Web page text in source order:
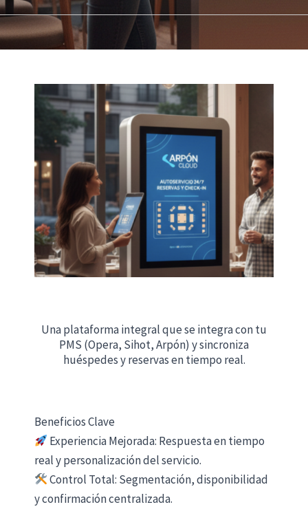
Una plataforma integral que se integra con tu
PMS (Opera, Sihot, Arpón) y sincroniza
huéspedes y reservas en tiempo real.
Beneficios Clave
Experiencia Mejorada: Respuesta en tiempo
real y personalización del servicio.
Control Total: Segmentación, disponibilidad
y confirmación centralizada.